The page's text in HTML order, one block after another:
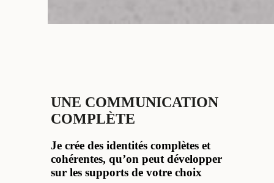
UNE COMMUNICATION
COMPLÈTE
Je crée des identités complètes et
cohérentes, qu’on peut développer
sur les supports de votre choix